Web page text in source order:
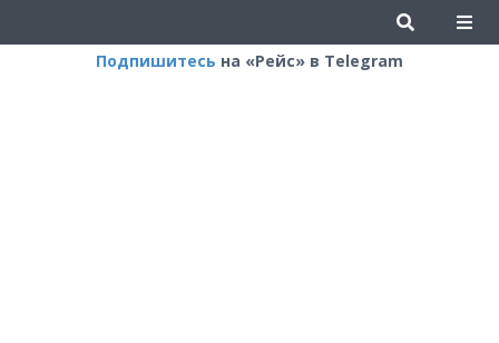
Подпишитесь на «Рейс» в Telegram